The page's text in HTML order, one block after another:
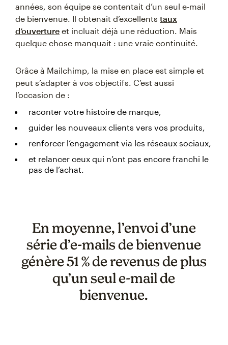
années, son équipe se contentait d’un seul e-mail
de bienvenue. Il obtenait d’excellents taux
d’ouverture et incluait déjà une réduction. Mais
quelque chose manquait : une vraie continuité.
Grâce à Mailchimp, la mise en place est simple et
peut s’adapter à vos objectifs. C’est aussi
l’occasion de :
raconter votre histoire de marque,
guider les nouveaux clients vers vos produits,
renforcer l’engagement via les réseaux sociaux,
et relancer ceux qui n’ont pas encore franchi le
pas de l’achat.
En moyenne, l’envoi d’une
série d’e-mails de bienvenue
génère 51 % de revenus de plus
qu’un seul e-mail de
bienvenue.